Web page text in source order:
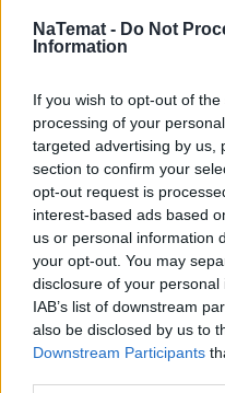
NaTemat - Do Not
Information
If you wish to opt-out of
processing of your
targeted advertising by us,
section to confirm your
opt-out request is
interest-based ads based
us or personal information
your opt-out. You may
disclosure of your
IAB’s list of downstream
also be disclosed by us to
Downstream Participants
Kraj
28 lutego 2012, 20:54
Komuniści z
patriotyczni
obchodzimy